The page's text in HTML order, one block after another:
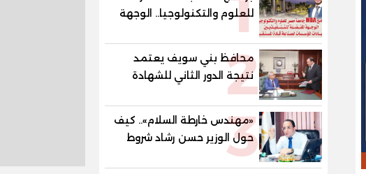
للعلوم والتكنولوجيا.. الوجهة
المفضلة للتنفيذيين وقيادات
المستقبل
2
محافظ بني سويف يعتمد
نتيجة الدور الثاني للشهادة
الإعدادية العامة بنسبة
منازل.. و70.56% للمهنية ..
و100% للصُم وضعاف السمع3
«مهندس خارطة السلام».. كيف
حول الوزير حسن رشاد شروط
الحرب المعقدة إلى "خارطة